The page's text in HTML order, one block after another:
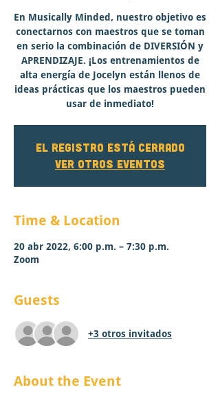
En Musically Minded, nuestro objetivo es
conectarnos con maestros que se toman
en serio la combinación de DIVERSIÓN y
APRENDIZAJE. ¡Los entrenamientos de
alta energía de Jocelyn están llenos de
ideas prácticas que los maestros pueden
usar de inmediato!
El registro está cerrado
Ver otros eventos
Time & Location
20 abr 2022, 6:00 p.m. – 7:30 p.m.
Zoom
Guests
+3 otros invitados
About the Event